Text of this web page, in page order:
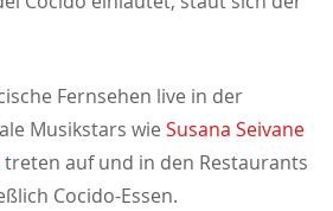
Fernsehen live in der
Musikstars wie Susana Seivane
treten auf und in den Restaurants
Cocido-Essen.